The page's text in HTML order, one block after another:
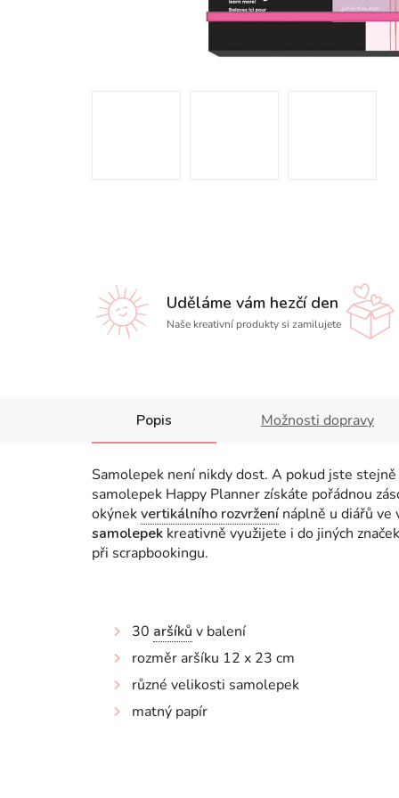
Uděláme vám hezčí den
Naše kreativní produkty si zamilujete
Popis Možnosti dopravy
Samolepek není nikdy dost. A pokud jste
samolepek Happy Planner získáte pořádnou
okýnekvertikálního rozvrženínáplně u diářů ve
samolepek kreativně využijete i do jiných
při scrapbookingu.
30 aršíků v balení
rozměr aršíku 12 x 23 cm
různé velikosti samolepek
matný papír